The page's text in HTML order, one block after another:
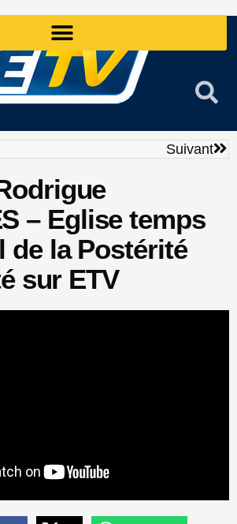
Suivant
– Eglise temps
de la Postérité
sur ETV